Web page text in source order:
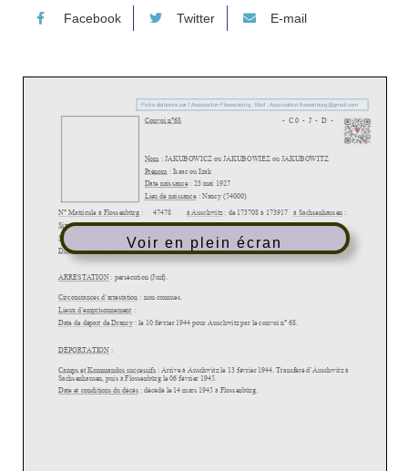
Facebook Twitter E-mail
Voir en plein écran